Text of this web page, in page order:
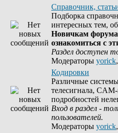
Справочник,
Подборка
интересных тем,
Новичкам форума
ознакомиться с
Раздел доступен
Модераторы yorick,
Кодировки
Различные
телесигнала,
подробностей
Вход в раздел -
пользователей.
Модераторы yorick,